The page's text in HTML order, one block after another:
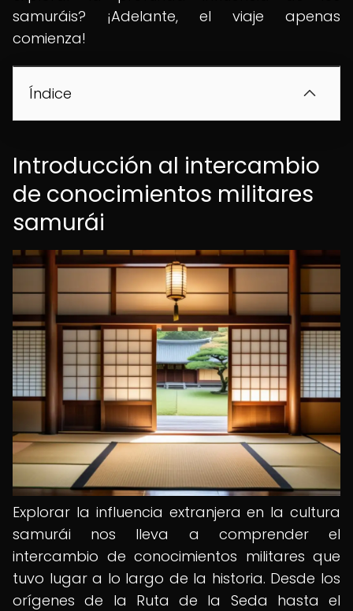
samuráis? ¡Adelante, el viaje apenas
comienza!
Índice
Introducción al intercambio
de conocimientos militares
samurái
Explorar la influencia extranjera en la cultura
samurái nos lleva a comprender el
intercambio de conocimientos militares que
tuvo lugar a lo largo de la historia. Desde los
orígenes de la Ruta de la Seda hasta el